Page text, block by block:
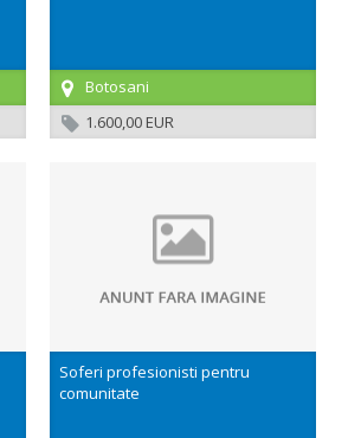
Botosani
1.600,00 EUR
Soferi profesionisti pentru
comunitate